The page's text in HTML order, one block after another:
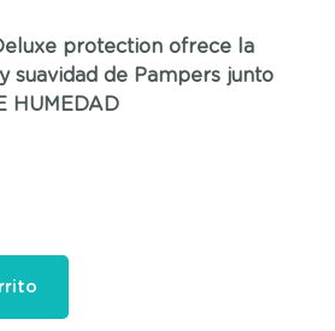
protection ofrece la
suavidad de Pampers junto
HUMEDAD